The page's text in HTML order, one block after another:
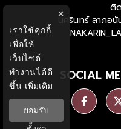
ติ
นครินทร์ ลาภอนั
SOCIAL
×
เราใช้คุกกี้
เพื่อให้
เว็บไซต์
ทำงานได้ดี
ขึ้น เพิ่มเติม
ยอมรับ